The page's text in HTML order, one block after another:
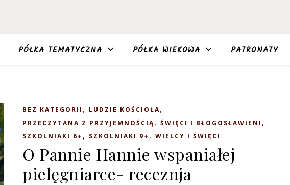
PÓŁKA TEMATYCZNA PÓŁKA WIEKOWA PATRONATY
BEZ KATEGORII , LUDZIE KOŚCIOŁA,
PRZECZYTANA Z PRZYJEMNOŚCIĄ, ŚWIĘCI I BŁOGOSŁAWIENI ,
SZKOLNIAKI 6+ , SZKOLNIAKI 9+ , WIELCY I ŚWIĘCI
O Pannie Hannie wspaniałej
pielęgniarce- receznja